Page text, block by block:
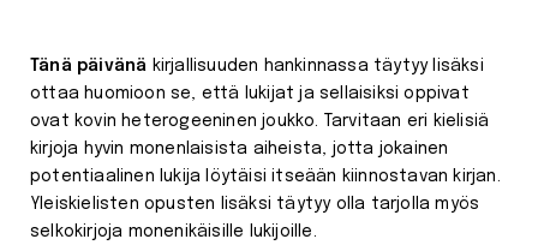
Tänä päivänä kirjallisuuden hankinnassa täytyy lisäksi
ottaa huomioon se, että lukijat ja sellaisiksi oppivat
ovat kovin heterogeeninen joukko. Tarvitaan eri kielisiä
kirjoja hyvin monenlaisista aiheista, jotta jokainen
potentiaalinen lukija löytäisi itseään kiinnostavan kirjan.
Yleiskielisten opusten lisäksi täytyy olla tarjolla myös
selkokirjoja monenikäisille lukijoille.